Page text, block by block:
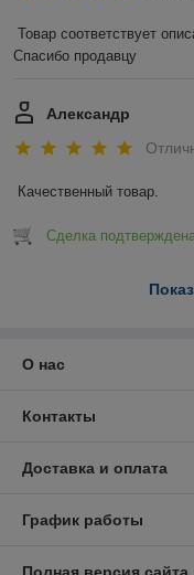
Товар соответствует
Спасибо продавцу
Александр
Качественный товар.
Сделка
О нас
Контакты
Доставка и оплата
График работы